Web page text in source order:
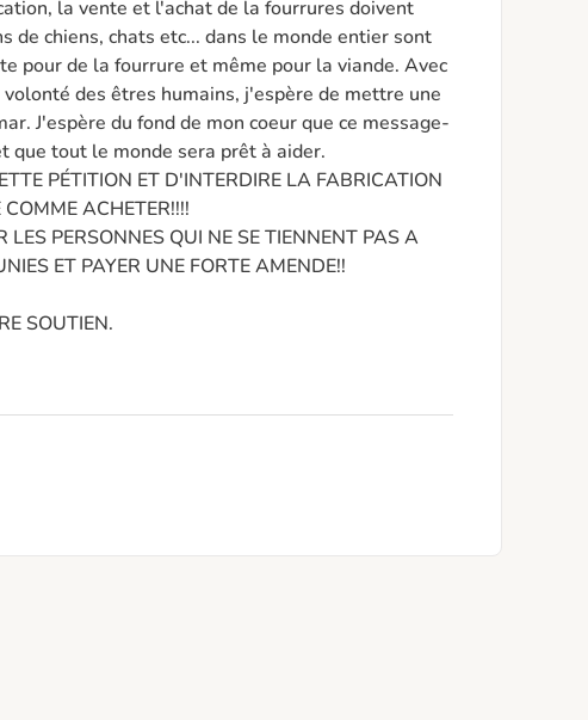
la vente et l'achat de la fourrures doivent
de chiens, chats etc... dans le monde entier sont
pour de la fourrure et même pour la viande. Avec
des êtres humains, j'espère de mettre une
J'espère du fond de mon coeur que ce message-
que tout le monde sera prêt à aider.
PÉTITION ET D'INTERDIRE LA FABRICATION
ACHETER!!!!
LES PERSONNES QUI NE SE TIENNENT PAS A
ET PAYER UNE FORTE AMENDE!!
SOUTIEN.